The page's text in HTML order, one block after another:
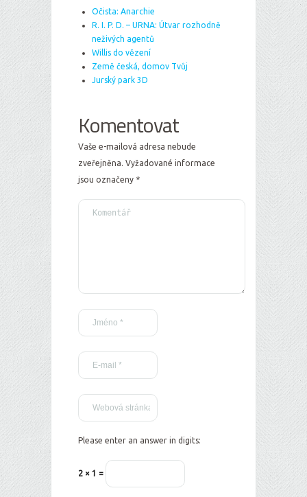
Očista: Anarchie
R. I. P. D. – URNA: Útvar rozhodně
neživých agentů
Willis do vězení
Země česká, domov Tvůj
Jurský park 3D
Komentovat
Vaše e-mailová adresa nebude
zveřejněna. Vyžadované informace
jsou označeny *
Please enter an answer in digits:
2 × 1 =